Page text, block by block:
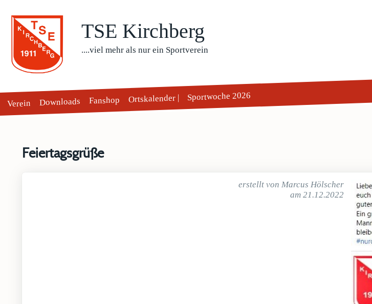
TSE Kirchberg
....viel mehr als nur ein Sportverein
Verein Downloads Fanshop Ortskalender | Sportwoche 2026
Feiertagsgrüße
erstellt von Marcus Hölscher
am 21.12.2022